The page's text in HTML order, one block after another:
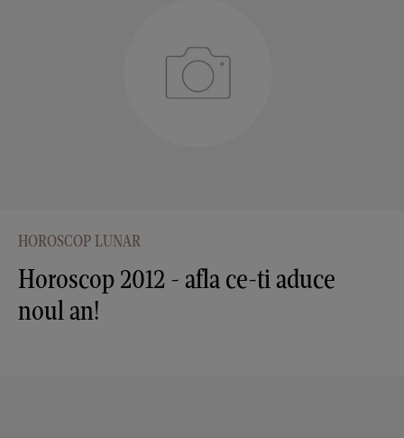
HOROSCOP LUNAR
Horoscop 2012 - afla ce-ti aduce
noul an!